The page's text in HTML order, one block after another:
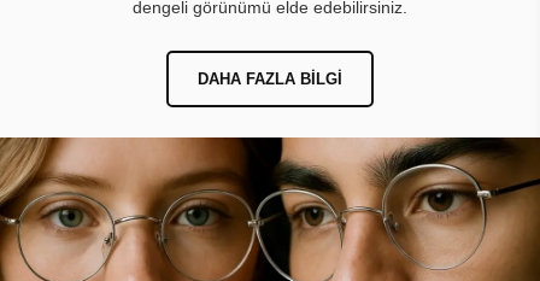
dengeli görünümü elde edebilirsiniz.
DAHA FAZLA BILGI